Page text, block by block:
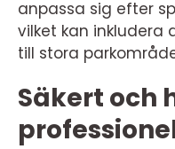
anpassa sig efter
vilket kan
till stora
Säkert och